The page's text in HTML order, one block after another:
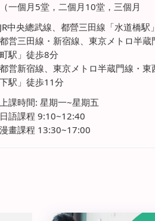
（一個月5堂，二個月10堂，三個月
JR中央總武線、都營三田線「水道橋駅
都営三田線・新宿線、東京メトロ半蔵
町駅」徒歩8分
都営新宿線、東京メトロ半蔵門線・東
下駅」徒歩11分
上課時間: 星期一~星期五
日語課程 9:10~12:40
漫畫課程 13:30~17:00